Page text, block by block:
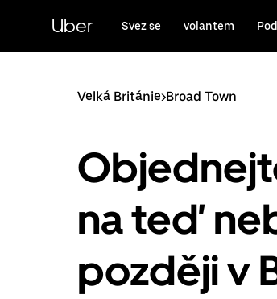
obsah
Uber Svez se volantem
Velká Británie>Broad Town
na teď
později v